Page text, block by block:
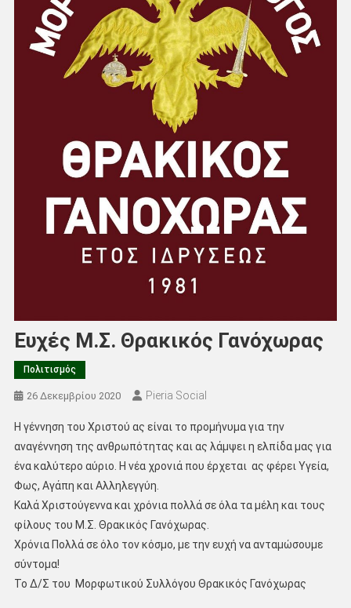
Ευχές Μ.Σ. Θρακικός Γανόχωρας
Πολιτισμός
26 Δεκεμβρίου 2020 Pieria Social
Η γέννηση του Χριστού ας είναι το προμήνυμα για την
αναγέννηση της ανθρωπότητας και ας λάμψει η ελπίδα μας για
ένα καλύτερο αύριο. Η νέα χρονιά που έρχεται ας φέρει Υγεία,
Φως, Αγάπη και Αλληλεγγύη.
Καλά Χριστούγεννα και χρόνια πολλά σε όλα τα μέλη και τους
φίλους του Μ.Σ. Θρακικός Γανόχωρας.
Χρόνια Πολλά σε όλο τον κόσμο, με την ευχή να ανταμώσουμε
σύντομα!
Το Δ/Σ του Μορφωτικού Συλλόγου Θρακικός Γανόχωρας